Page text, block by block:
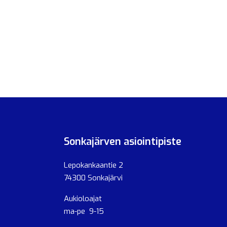
Sonkajärven asiointipiste
Lepokankaantie 2
74300 Sonkajärvi
Aukioloajat
ma-pe 9-15